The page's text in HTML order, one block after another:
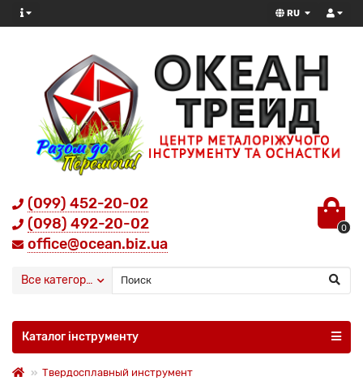
RU
(099) 452-20-02
(098) 492-20-02
office@ocean.biz.ua
0
Все категории
Каталог інструменту
Твердосплавный инструмент